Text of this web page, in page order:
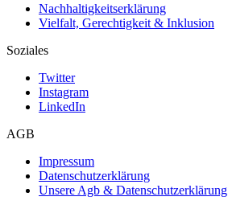
Nachhaltigkeitserklärung
Vielfalt, Gerechtigkeit & Inklusion
Soziales
Twitter
Instagram
LinkedIn
AGB
Impressum
Datenschutzerklärung
Unsere Agb & Datenschutzerklärung